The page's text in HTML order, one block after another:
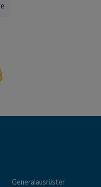
Generalausrüster